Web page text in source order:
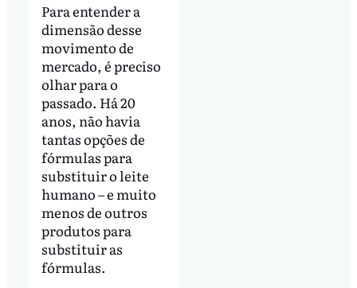
Para entender a
dimensão desse
movimento de
mercado, é preciso
olhar para o
passado. Há 20
anos, não havia
tantas opções de
fórmulas para
substituir o leite
humano – e muito
menos de outros
produtos para
substituir as
fórmulas.